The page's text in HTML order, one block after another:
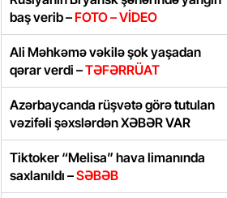
baş verib –FOTO – VİDEO
Ali Məhkəmə vəkilə şok yaşadan
qərar verdi –TƏFƏRRÜAT
Azərbaycanda rüşvətə görə tutulan
vəzifəli şəxslərdən XƏBƏR VAR
Tiktoker “Melisa” hava limanında
saxlanıldı –SƏBƏB